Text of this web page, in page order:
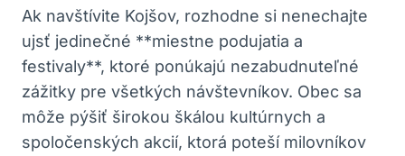
Ak navštívite Kojšov, rozhodne si nenechajte
ujsť jedinečné **miestne podujatia a
festivaly**, ktoré ponúkajú nezabudnuteľné
zážitky pre všetkých návštevníkov. Obec sa
môže pýšiť širokou škálou kultúrnych a
spoločenských akcií, ktorá poteší milovníkov